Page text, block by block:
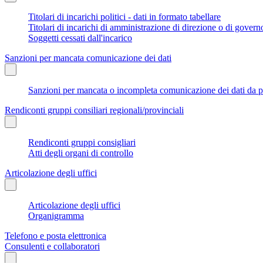
Titolari di incarichi politici - dati in formato tabellare
Titolari di incarichi di amministrazione di direzione o di
Soggetti cessati dall'incarico
Sanzioni per mancata comunicazione dei dati
Sanzioni per mancata o incompleta comunicazione dei dati
Rendiconti gruppi consiliari regionali/provinciali
Rendiconti gruppi consigliari
Atti degli organi di controllo
Articolazione degli uffici
Articolazione degli uffici
Organigramma
Telefono e posta elettronica
Consulenti e collaboratori